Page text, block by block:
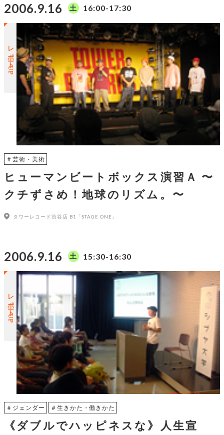
2006.9.16 土 16:00-17:30
レポートUP
＃芸術・美術
ヒューマンビートボックス演習Ａ 〜
クチずさめ！地球のリズム。〜
タワーレコード渋谷店 B1「STAGE ONE」
2006.9.16 土 15:30-16:30
レポートUP
＃ジェンダー ＃生きかた・働きかた
《ダブルでハッピネスな》人生宣